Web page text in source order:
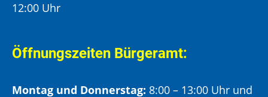
12:00 Uhr
Öffnungszeiten Bürgeramt:
Montag und Donnerstag: 8:00 – 13:00 Uhr und